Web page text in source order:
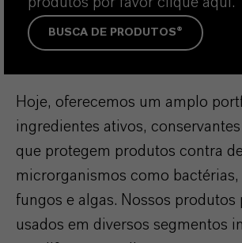
BUSCA DE PRODUTOS®
Hoje, oferecemos um amplo
ingredientes ativos,
que protegem produtos contra
microrganismos como bactérias,
fungos e algas. Nossos produtos
usados em diversos segmentos